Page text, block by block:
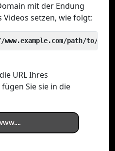
mit der Endung
Videos setzen, wie folgt:
path/to/
URL Ihres
Sie sie in die